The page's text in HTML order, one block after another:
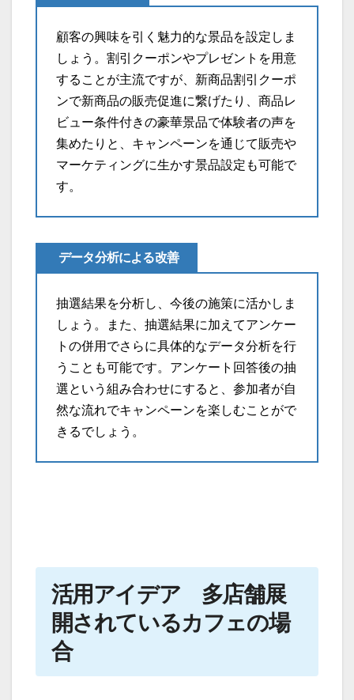
顧客の興味を引く魅力的な景品を設定しま
しょう。割引クーポンやプレゼントを用意
することが主流ですが、新商品割引クーポ
ンで新商品の販売促進に繋げたり、商品レ
ビュー条件付きの豪華景品で体験者の声を
集めたりと、キャンペーンを通じて販売や
マーケティングに生かす景品設定も可能で
す。
データ分析による改善
抽選結果を分析し、今後の施策に活かしま
しょう。また、抽選結果に加えてアンケー
トの併用でさらに具体的なデータ分析を行
うことも可能です。アンケート回答後の抽
選という組み合わせにすると、参加者が自
然な流れでキャンペーンを楽しむことがで
きるでしょう。
活用アイデア 多店舗展
開されているカフェの場
合